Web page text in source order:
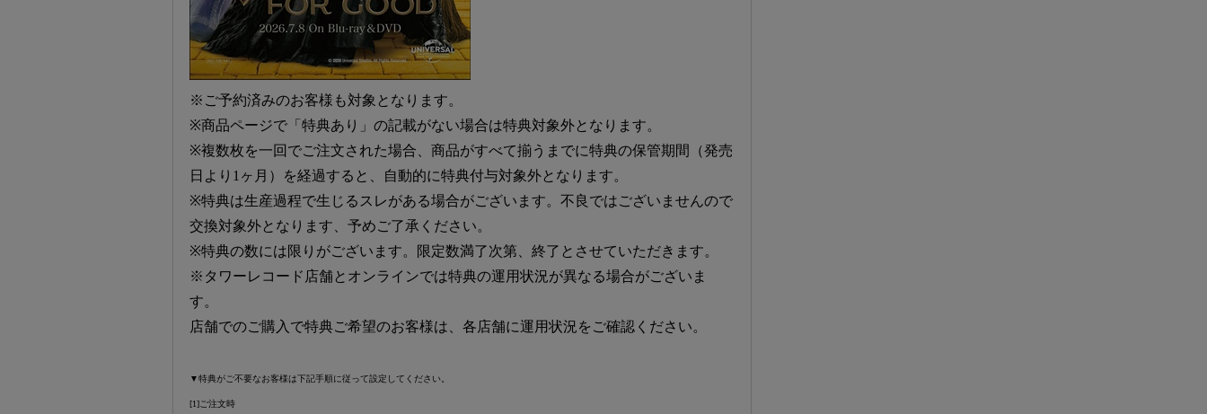
※ご予約済みのお客様も対象となります。
※商品ページで「特典あり」の記載がない場合は特典対象外となります。
※複数枚を一回でご注文された場合、商品がすべて揃うまでに特典の保管期間（発売
日より1ヶ月）を経過すると、自動的に特典付与対象外となります。
※特典は生産過程で生じるスレがある場合がございます。不良ではございませんので
交換対象外となります、予めご了承ください。
※特典の数には限りがございます。限定数満了次第、終了とさせていただきます。
※タワーレコード店舗とオンラインでは特典の運用状況が異なる場合がございま
す。
店舗でのご購入で特典ご希望のお客様は、各店舗に運用状況をご確認ください。
▼特典がご不要なお客様は下記手順に従って設定してください。
[1]ご注文時